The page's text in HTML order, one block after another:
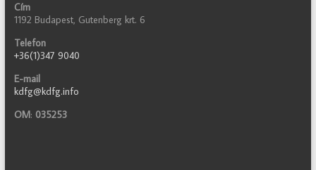
Cím
1192 Budapest, Gutenberg krt. 6
Telefon
+36(1)347 9040
E-mail
kdfg@kdfg.info
OM: 035253